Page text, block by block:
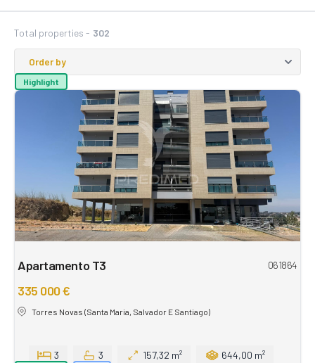
Total properties - 302
Highlight
Apartamento T3 061864
335 000 €
Torres Novas (Santa Maria, Salvador E Santiago)
3 3 157,32 m² 644,00 m²